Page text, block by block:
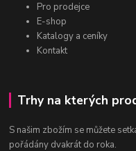
Pro prodejce
E-shop
Katalogy a ceníky
Kontakt
Trhy na kterých
S našim zbožím se můžete
pořádány dvakrát do roka.